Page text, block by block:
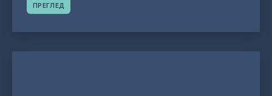
ПРЕГЛЕД